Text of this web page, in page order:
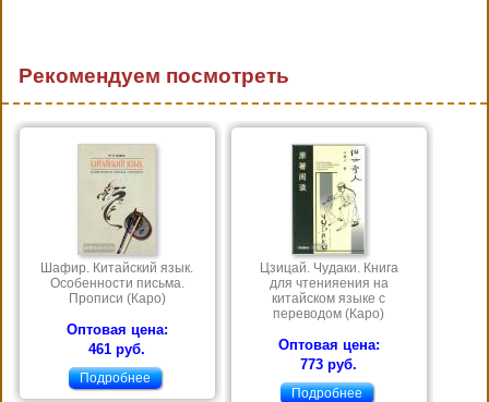
Рекомендуем посмотреть
Шафир. Китайский язык.
Особенности письма.
Прописи (Каро)
Оптовая цена:
461 руб.
Подробнее
Цзицай. Чудаки. Книга
для чтенияения на
китайском языке с
переводом (Каро)
Оптовая цена:
773 руб.
Подробнее